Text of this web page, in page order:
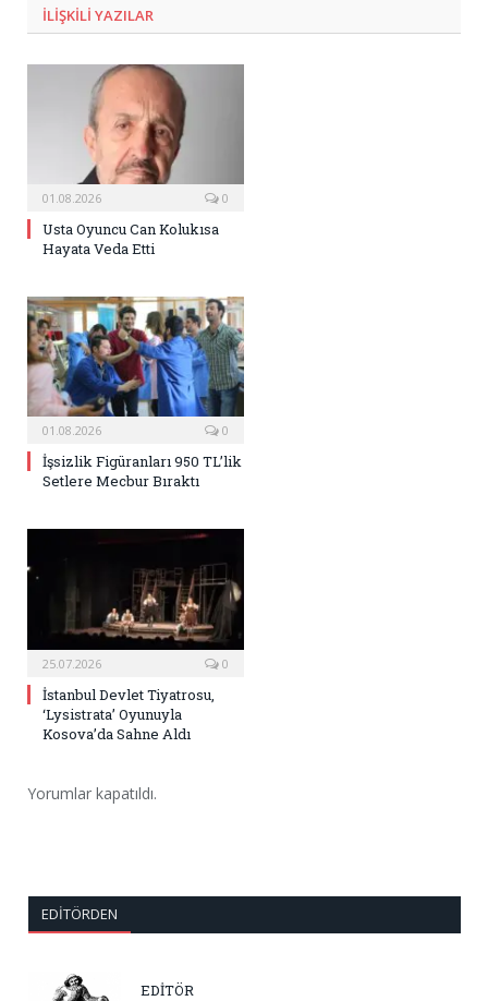
ILIŞKILI YAZILAR
01.08.2026 0
Usta Oyuncu Can Kolukısa
Hayata Veda Etti
01.08.2026 0
İşsizlik Figüranları 950 TL’lik
Setlere Mecbur Bıraktı
25.07.2026 0
İstanbul Devlet Tiyatrosu,
‘Lysistrata’ Oyunuyla
Kosova’da Sahne Aldı
Yorumlar kapatıldı.
EDITÖRDEN
EDİTÖR